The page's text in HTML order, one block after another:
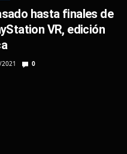
hasta finales de
VR, edición
0